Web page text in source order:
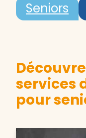
Seniors
services
pour